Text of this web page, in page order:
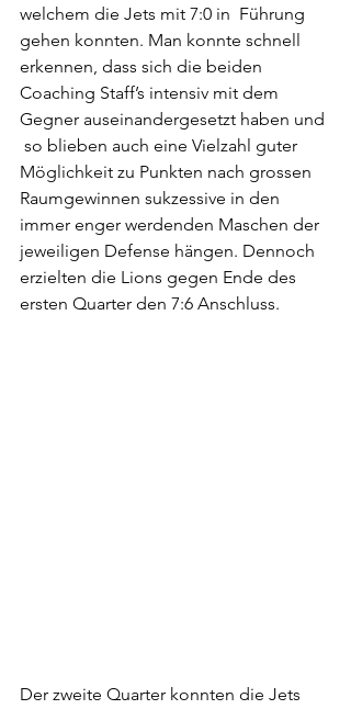
welchem die Jets mit 7:0 in  Führung
gehen konnten. Man konnte schnell
erkennen, dass sich die beiden
Coaching Staff’s intensiv mit dem
Gegner auseinandergesetzt haben und
so blieben auch eine Vielzahl guter
Möglichkeit zu Punkten nach grossen
Raumgewinnen sukzessive in den
immer enger werdenden Maschen der
jeweiligen Defense hängen. Dennoch
erzielten die Lions gegen Ende des
ersten Quarter den 7:6 Anschluss.
Der zweite Quarter konnten die Jets